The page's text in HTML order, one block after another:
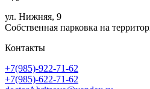
ул. Нижняя, 9
Собственная парковка на
Контакты
+7(985)-922-71-62
+7(985)-622-71-62